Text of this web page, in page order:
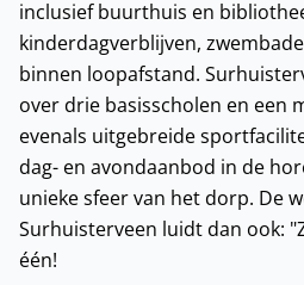
inclusief buurthuis en
kinderdagverblijven,
binnen loopafstand.
over drie basisscholen en een
evenals uitgebreide
dag- en avondaanbod in de
unieke sfeer van het dorp. De
Surhuisterveen luidt dan ook:
één!